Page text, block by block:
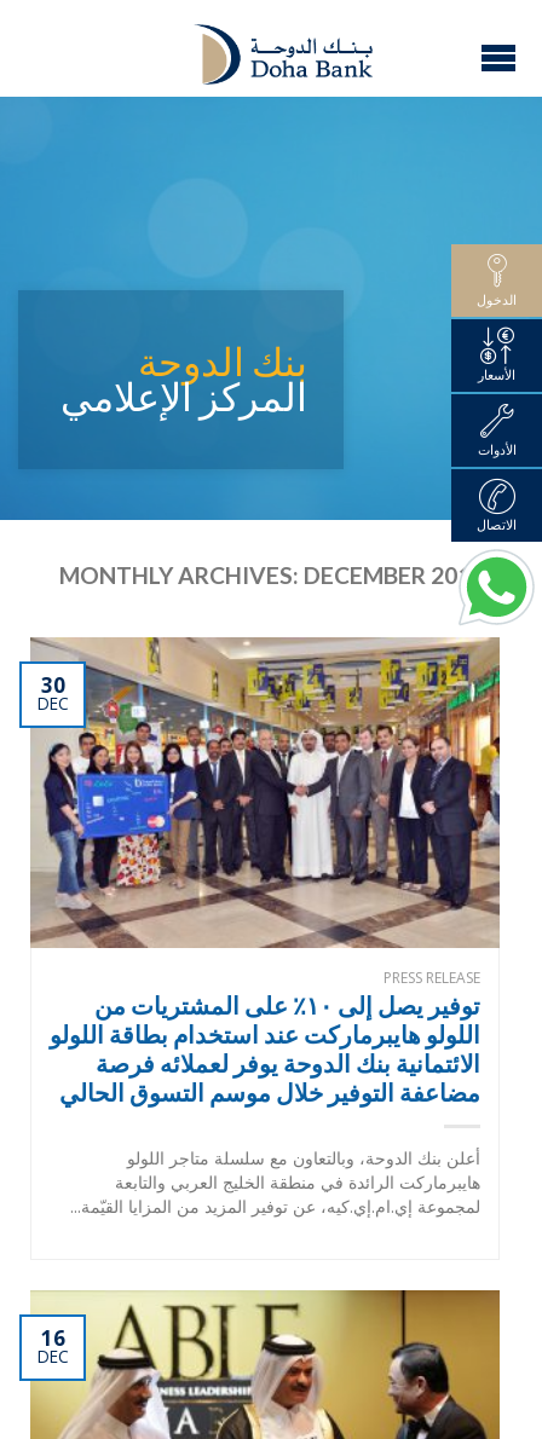
بنك الدوحة
المركز الإعلامي
MONTHLY ARCHIVES: DECEMBER 2013
30
DEC
PRESS RELEASE
توفير يصل إلى ١٠٪ على المشتريات من
اللولو هايبرماركت عند استخدام بطاقة اللولو
الائتمانية بنك الدوحة يوفر لعملائه فرصة
مضاعفة التوفير خلال موسم التسوق الحالي
أعلن بنك الدوحة، وبالتعاون مع سلسلة متاجر اللولو
هايبرماركت الرائدة في منطقة الخليج العربي والتابعة
لمجموعة إي.ام.إي.كيه، عن توفير المزيد من المزايا القيّمة...
16
DEC
الدخول
الأسعار
الأدوات
الاتصال